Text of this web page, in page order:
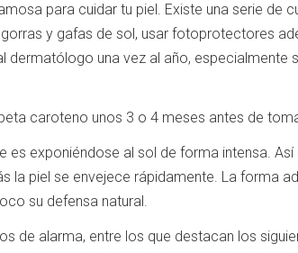
para cuidar tu piel. Existe una serie de
y gafas de sol, usar fotoprotectores
dermatólogo una vez al año, especialmente
caroteno unos 3 o 4 meses antes de
es exponiéndose al sol de forma intensa. Así
la piel se envejece rápidamente. La forma
su defensa natural.
de alarma, entre los que destacan los